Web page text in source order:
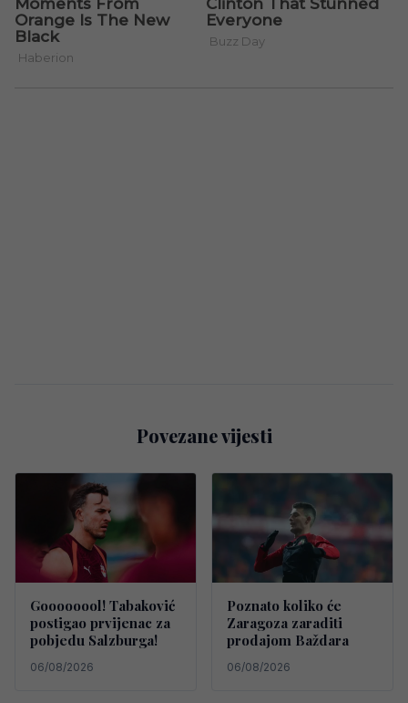
Povezane vijesti
Goooooool! Tabaković
postigao prvijenac za
pobjedu Salzburga!
06/08/2026
Poznato koliko će
Zaragoza zaraditi
prodajom Baždara
06/08/2026